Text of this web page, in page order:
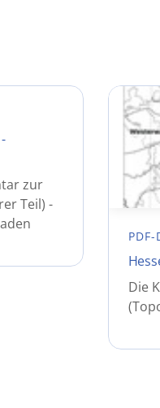
zur
Teil) -
PDF-
Die